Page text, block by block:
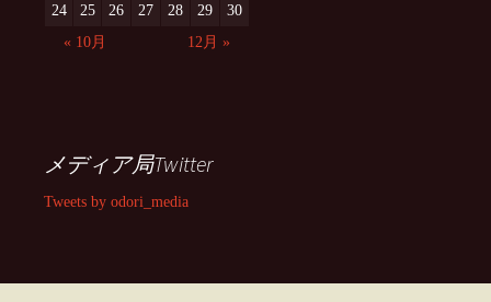
24
25 26 27 28 29
30
« 10月
12月 »
メディア局Twitter
Tweets by odori_media